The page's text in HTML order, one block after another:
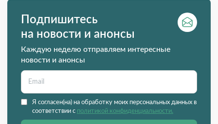
Подпишитесь
на новости и анонсы
Каждую неделю отправляем интересные
новости и анонсы
Я согласен(на) на обработку моих персональных данных в
соответствии с политикой конфиденциальности.